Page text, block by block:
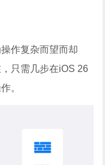
作复杂而望而却
只需几步在iOS 26
。